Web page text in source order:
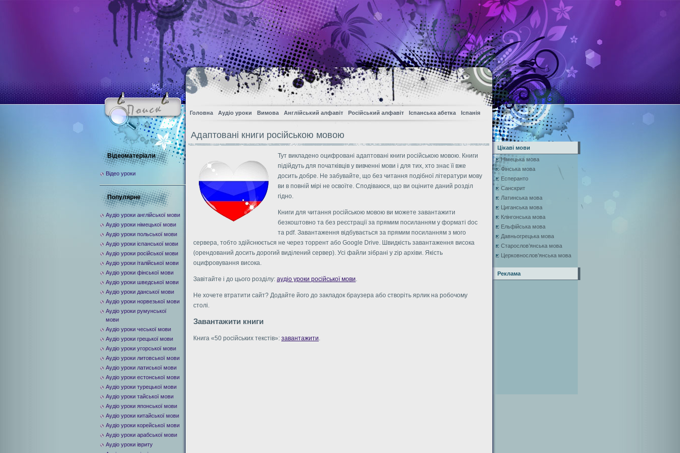
Головна Аудіо уроки Вимова Англійський алфавіт Російський алфавіт Іспанська абетка Іспанія
Адаптовані книги російською мовою
Тут викладено оцифровані адаптовані книги російською мовою. Книги
підійдуть для початківців у вивченні мови і для тих, хто знає її вже
досить добре. Не забувайте, що без читання подібної літератури мову
ви в повній мірі не освоїте. Сподіваюся, що ви оціните даний розділ
гідно.
Книги для читання російською мовою ви можете завантажити
безкоштовно та без реєстрації за прямим посиланням у форматі doc
та pdf. Завантаження відбувається за прямим посиланням з мого
сервера, тобто здійснюється не через торрент або Google Drive. Швидкість завантаження висока
(орендований досить дорогий виділений сервер). Усі файли зібрані у zip архіви. Якість
оцифровування висока.
Завітайте і до цього розділу: аудіо уроки російської мови.
Не хочете втратити сайт? Додайте його до закладок браузера або створіть ярлик на робочому
столі.
Завантажити книги
Книга «50 російських текстів»: завантажити.
Відеоматеріали
Відео уроки
Популярне
Аудіо уроки англійської мови
Аудіо уроки німецької мови
Аудіо уроки польської мови
Аудіо уроки іспанської мови
Аудіо уроки російської мови
Аудіо уроки італійської мови
Аудіо уроки фінської мови
Аудіо уроки шведської мови
Аудіо уроки данської мови
Аудіо уроки норвезької мови
Аудіо уроки румунської
мови
Аудіо уроки чеської мови
Аудіо уроки грецької мови
Аудіо уроки угорської мови
Аудіо уроки литовської мови
Аудіо уроки латиської мови
Аудіо уроки естонської мови
Аудіо уроки турецької мови
Аудіо уроки тайської мови
Аудіо уроки японської мови
Аудіо уроки китайської мови
Аудіо уроки корейської мови
Аудіо уроки арабської мови
Аудіо уроки івриту
Цікаві мови
Німецька мова
Фінська мова
Есперанто
Санскрит
Латинська мова
Циганська мова
Клінгонська мова
Ельфійська мова
Давньогрецька мова
Старослов’янська мова
Церковнослов’янська мова
Реклама